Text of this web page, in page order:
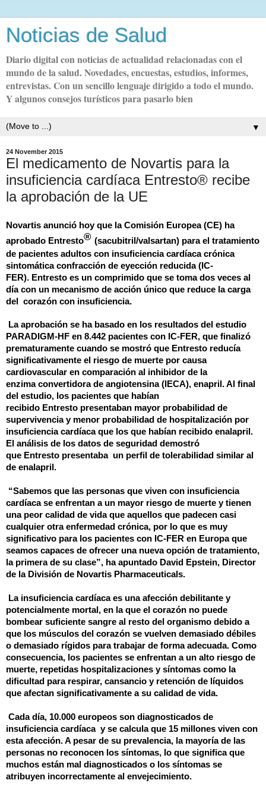
Noticias de Salud
Diario digital con noticias de actualidad relacionadas con el
mundo de la salud. Novedades, encuestas, estudios, informes,
entrevistas. Con un sencillo lenguaje dirigido a todo el mundo.
Y algunos consejos turísticos para pasarlo bien
▼
24 November 2015
El medicamento de Novartis para la
insuficiencia cardíaca Entresto® recibe
la aprobación de la UE
Novartis anunció hoy que la Comisión Europea (CE) ha
aprobado Entresto® (sacubitril /valsartan) para el tratamiento
de pacientes adultos con insuficiencia cardíaca crónica
sintomática confracción de eyección reducida (IC-
FER). Entresto es un comprimido que se toma dos veces al
día con un mecanismo de acción único que reduce la carga
del
corazón con insuficiencia.
La aprobación se ha basado en los resultados del estudio
PARADIGM-HF en 8.442 pacientes con IC-FER, que finalizó
prematuramente cuando se mostró que Entresto reducía
significativamente el riesgo de muerte por causa
cardiovascular en comparación al inhibidor de la
enzima convertidora de angiotensina (IECA), enapril . Al final
del estudio, los pacientes que habían
recibido Entresto presentaban mayor probabilidad de
supervivencia y menor probabilidad de hospitalización por
insuficiencia cardíaca que los que habían recibido enalapril .
El análisis de los datos de seguridad demostró
que Entresto presentaba un perfil de tolerabilidad similar al
de enalapril .
“Sabemos que las personas que viven con insuficiencia
cardíaca se enfrentan a un mayor riesgo de muerte y tienen
una peor calidad de vida que aquellos que padecen casi
cualquier otra enfermedad crónica, por lo que es muy
significativo para los pacientes con IC-FER en Europa que
seamos capaces de ofrecer una nueva opción de tratamiento,
la primera de su clase”, ha apuntado David Epstein, Director
de la División de Novartis Pharmaceuticals.
La insuficiencia cardíaca es una afección debilitante y
potencialmente mortal, en la que el corazón no puede
bombear suficiente sangre al resto del organismo debido a
que los músculos del corazón se vuelven demasiado débiles
o demasiado rígidos para trabajar de forma adecuada. Como
consecuencia, los pacientes se enfrentan a un alto riesgo de
muerte, repetidas hospitalizaciones y síntomas como la
dificultad para respirar, cansancio y retención de líquidos
que afectan significativamente a su calidad de vida.
Cada día, 10.000 europeos son diagnosticados de
insuficiencia cardíaca y se calcula que 15 millones viven con
esta afección. A pesar de su prevalencia, la mayoría de las
personas no reconocen los síntomas, lo que significa que
muchos están mal diagnosticados o los síntomas se
atribuyen incorrectamente al envejecimiento.